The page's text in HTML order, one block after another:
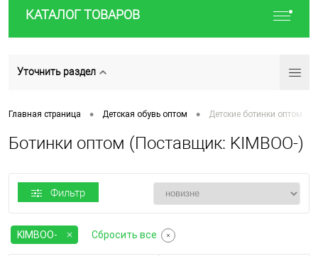
КАТАЛОГ ТОВАРОВ
Уточнить раздел
Главная страница • Детская обувь оптом • Детские ботинки оптом
Ботинки оптом (Поставщик: KIMBOO-)
Фильтр
KIMBOO- Сбросить все